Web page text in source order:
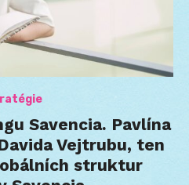
Savencia. Pavlína
Vejtrubu, ten
struktur